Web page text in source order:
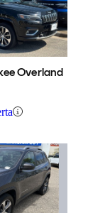
Overland